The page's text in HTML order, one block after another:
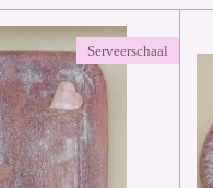
Serveerschaal